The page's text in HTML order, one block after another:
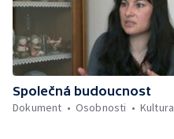
Společná budoucnost
Dokument
Osobnosti Kultura